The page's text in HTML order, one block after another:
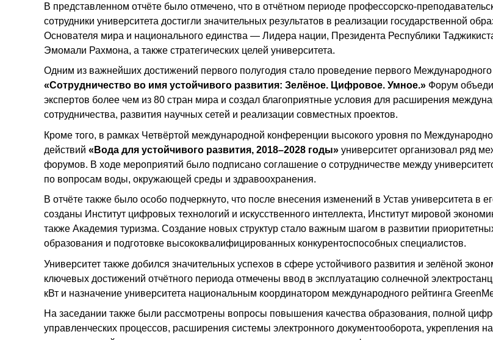
В представленном отчёте было отмечено, что в отчётном периоде профессорско-
сотрудники университета достигли значительных результатов в реализации государственной
Основателя мира и национального единства — Лидера нации, Президента Республики
Эмомали Рахмона, а также стратегических целей университета.
Одним из важнейших достижений первого полугодия стало проведение первого
«Сотрудничество во имя устойчивого развития: Зелёное. Цифровое. Умное.» Форум
экспертов более чем из 80 стран мира и создал благоприятные условия для расширения
сотрудничества, развития научных сетей и реализации совместных проектов.
Кроме того, в рамках Четвёртой международной конференции высокого уровня по
действий «Вода для устойчивого развития, 2018–2028 годы» университет организовал ряд
форумов. В ходе мероприятий было подписано соглашение о сотрудничестве между
по вопросам воды, окружающей среды и здравоохранения.
В отчёте также было особо подчеркнуто, что после внесения изменений в Устав университета в
созданы Институт цифровых технологий и искусственного интеллекта, Институт мировой
также Академия туризма. Создание новых структур стало важным шагом в развитии
образования и подготовке высококвалифицированных конкурентоспособных специалистов.
Университет также добился значительных успехов в сфере устойчивого развития и зелёной
ключевых достижений отчётного периода отмечены ввод в эксплуатацию солнечной
кВт и назначение университета национальным координатором международного рейтинга
На заседании также были рассмотрены вопросы повышения качества образования, полной
управленческих процессов, расширения системы электронного документооборота, укрепления